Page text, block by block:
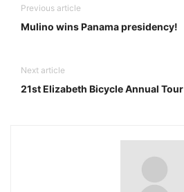
Previous article
Mulino wins Panama presidency!
Next article
21st Elizabeth Bicycle Annual Tour